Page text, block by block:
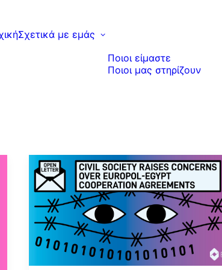
Σχετικά με εμάς
Ποιοι είμαστε
Ποιοι μας στηρίζουν